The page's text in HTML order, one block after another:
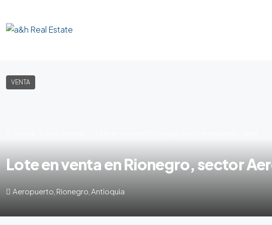
VENTA
Lote en venta en Rionegro, sector
Aeropuerto, Rionegro, Antioquia